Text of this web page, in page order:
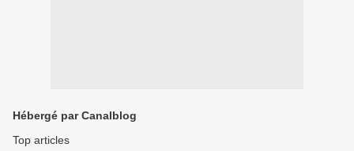
Hébergé par Canalblog
Top articles